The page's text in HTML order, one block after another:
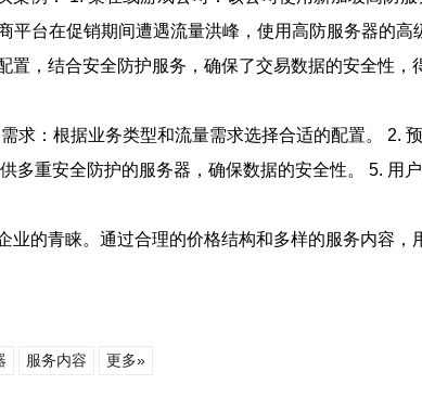
台在促销期间遭遇流量洪峰，使用高防服务器的
，结合安全防护服务，确保了交易数据的安全性，
求：根据业务类型和流量需求选择合适的配置。 2.
重安全防护的服务器，确保数据的安全性。 5. 用
的青睐。通过合理的价格结构和多样的服务内容
服务内容 更多»